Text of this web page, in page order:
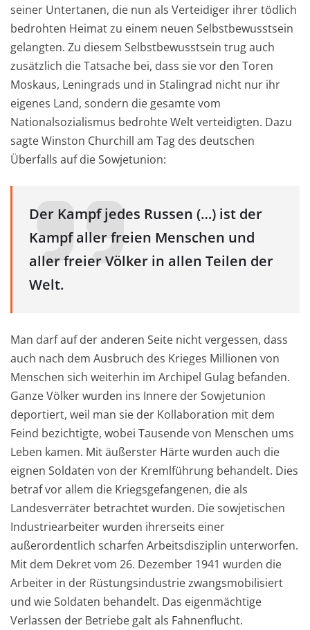
seiner Untertanen, die nun als Verteidiger ihrer tödlich
bedrohten Heimat zu einem neuen Selbstbewusstsein
gelangten. Zu diesem Selbstbewusstsein trug auch
zusätzlich die Tatsache bei, dass sie vor den Toren
Moskaus, Leningrads und in Stalingrad nicht nur ihr
eigenes Land, sondern die gesamte vom
Nationalsozialismus bedrohte Welt verteidigten. Dazu
sagte Winston Churchill am Tag des deutschen
Überfalls auf die Sowjetunion:
Der Kampf jedes Russen (…) ist der
Kampf aller freien Menschen und
aller freier Völker in allen Teilen der
Welt.
Man darf auf der anderen Seite nicht vergessen, dass
auch nach dem Ausbruch des Krieges Millionen von
Menschen sich weiterhin im Archipel Gulag befanden.
Ganze Völker wurden ins Innere der Sowjetunion
deportiert, weil man sie der Kollaboration mit dem
Feind bezichtigte, wobei Tausende von Menschen ums
Leben kamen. Mit äußerster Härte wurden auch die
eignen Soldaten von der Kremlführung behandelt. Dies
betraf vor allem die Kriegsgefangenen, die als
Landesverräter betrachtet wurden. Die sowjetischen
Industriearbeiter wurden ihrerseits einer
außerordentlich scharfen Arbeitsdisziplin unterworfen.
Mit dem Dekret vom 26. Dezember 1941 wurden die
Arbeiter in der Rüstungsindustrie zwangsmobilisiert
und wie Soldaten behandelt. Das eigenmächtige
Verlassen der Betriebe galt als Fahnenflucht.